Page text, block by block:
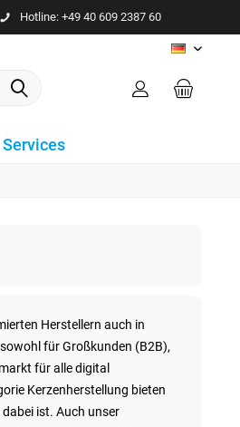
Hotline: +49 40 609 2387 60
DE
Services
Herstellern auch in
für Großkunden (B2B),
für alle digital
Kerzenherstellung bieten
ist. Auch unser